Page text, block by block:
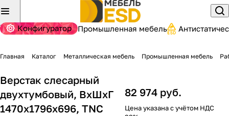
Конфигуратор Промышленная мебель
Главная Каталог Металлическая мебель Промышленная мебель
Верстак слесарный
двухтумбовый, ВхШхГ
1470x1796x696, TNC
82 974 руб.
Цена указана с учётом НДС